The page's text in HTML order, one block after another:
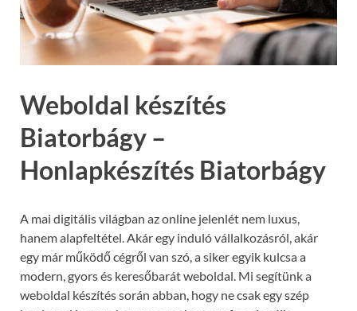
Weboldal készítés
Biatorbágy –
Honlapkészítés Biatorbágy
A mai digitális világban az online jelenlét nem luxus,
hanem alapfeltétel. Akár egy induló vállalkozásról, akár
egy már működő cégről van szó, a siker egyik kulcsa a
modern, gyors és keresőbarát weboldal. Mi segítünk a
weboldal készítés során abban, hogy ne csak egy szép